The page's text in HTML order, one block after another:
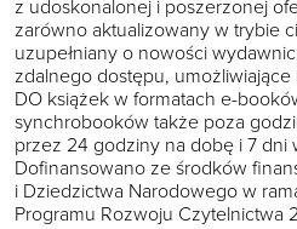
z udoskonalonej i poszerzonej
zarówno aktualizowany w trybie
uzupełniany o nowości
zdalnego dostępu,
DO książek w formatach e-
synchrobooków także poza
przez 24 godziny na dobę i 7 dni
Dofinansowano ze środków
i Dziedzictwa Narodowego w
Programu Rozwoju Czytelnictwa